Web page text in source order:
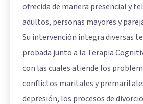
ofrecida de manera presencial y
adultos, personas mayores y
Su intervención integra diversas
probada junto a la Terapia
con las cuales atiende los
conflictos maritales y
depresión, los procesos de